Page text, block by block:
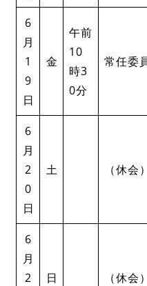
6
月
1
9
日
金
午前
10
時3
0分
常任委
6
月
2
0
日
土 （休会）
6
月
2
日 （休会）